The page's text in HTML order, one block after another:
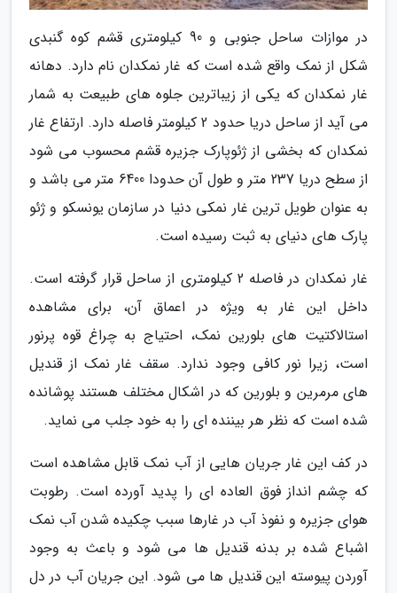
در موازات ساحل جنوبی و 90 کیلومتری قشم کوه گنبدی
شکل از نمک واقع شده است که غار نمکدان نام دارد. دهانه
غار نمکدان که یکی از زیباترین جلوه های طبیعت به شمار
می آید از ساحل دریا حدود 2 کیلومتر فاصله دارد. ارتفاع غار
نمکدان که بخشی از ژئوپارک جزیره قشم محسوب می شود
از سطح دریا 237 متر و طول آن حدودا 6400 متر می باشد و
به عنوان طویل ترین غار نمکی دنیا در سازمان یونسکو و ژئو
پارک های دنیای به ثبت رسیده است.
غار نمکدان در فاصله 2 کیلومتری از ساحل قرار گرفته است.
داخل این غار به ویژه در اعماق آن، برای مشاهده
استالاکتیت های بلورین نمک، احتیاج به چراغ قوه پرنور
است، زیرا نور کافی وجود ندارد. سقف غار نمک از قندیل
های مرمرین و بلورین که در اشکال مختلف هستند پوشانده
شده است که نظر هر بیننده ای را به خود جلب می نماید.
در کف این غار جریان هایی از آب نمک قابل مشاهده است
که چشم انداز فوق العاده ای را پدید آورده است. رطوبت
هوای جزیره و نفوذ آب در غارها سبب چکیده شدن آب نمک
اشباع شده بر بدنه قندیل ها می شود و باعث به وجود
آوردن پیوسته این قندیل ها می شود. این جریان آب در دل